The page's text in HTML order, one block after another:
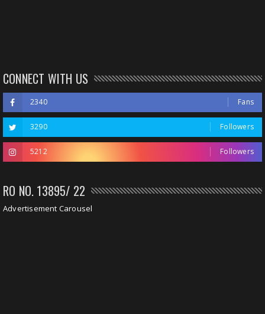
CONNECT WITH US
2340 Fans
3290 Followers
5212 Followers
RO NO. 13895/ 22
Advertisement Carousel